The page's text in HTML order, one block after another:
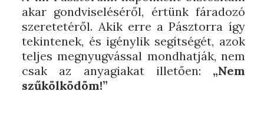
akar gondviseléséről, értünk fáradozó
szeretetéről. Akik erre a Pásztorra így
tekintenek, és igénylik segítségét, azok
teljes megnyugvással mondhatják, nem
csak az anyagiakat illetően: „Nem
szűkölködöm!”